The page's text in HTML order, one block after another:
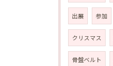
出展 参加
クリスマス
骨盤ベルト